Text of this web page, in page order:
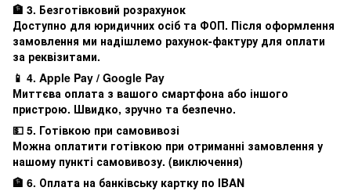
🏦 3. Безготівковий розрахунок
Доступно для юридичних осіб та ФОП. Після оформлення
замовлення ми надішлемо рахунок-фактуру для оплати
за реквізитами.
📱 4. Apple Pay / Google Pay
Миттєва оплата з вашого смартфона або іншого
пристрою. Швидко, зручно та безпечно.
💵 5. Готівкою при самовивозі
Можна оплатити готівкою при отриманні замовлення у
нашому пункті самовивозу. (виключення)
🏦 6. Оплата на банківську картку по IBAN